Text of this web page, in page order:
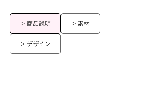
> 商品説明 > 素材
> デザイン